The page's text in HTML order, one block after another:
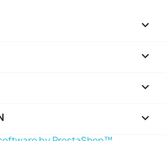



keyboard_arrow_down